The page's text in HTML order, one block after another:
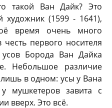
такой Ван Дайк? Это
художник (1599 - 1641),
время очень много
первого носителя
Борода Ван Дайка
Небольшое различие
в одном: усы у Вана
мушкетеров завита с
вверх. Это всё.